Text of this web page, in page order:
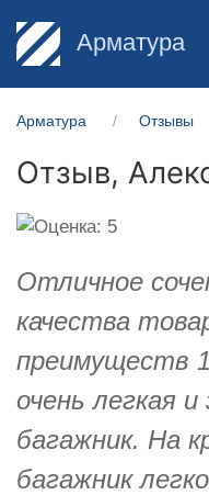
Арматура
Арматура Отзывы
Отзыв,
Отличное
качества
преимуществ
очень легкая
багажник. На
багажник